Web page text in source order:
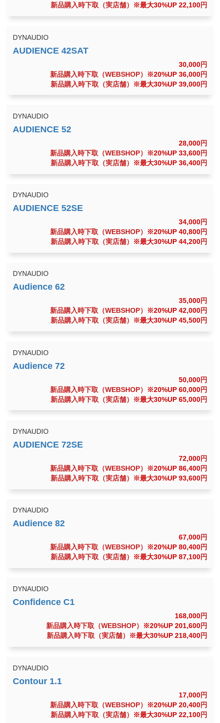
新品購入時下取（実店舗）
※最大30%UP 22,100円
DYNAUDIO
30,000円
新品購入時下取（WEBSHOP）
※20%UP 36,000円
新品購入時下取（実店舗）
※最大30%UP 39,000円
DYNAUDIO
28,000円
新品購入時下取（WEBSHOP）
※20%UP 33,600円
新品購入時下取（実店舗）
※最大30%UP 36,400円
DYNAUDIO
34,000円
新品購入時下取（WEBSHOP）
※20%UP 40,800円
新品購入時下取（実店舗）
※最大30%UP 44,200円
DYNAUDIO
35,000円
新品購入時下取（WEBSHOP）
※20%UP 42,000円
新品購入時下取（実店舗）
※最大30%UP 45,500円
DYNAUDIO
50,000円
新品購入時下取（WEBSHOP）
※20%UP 60,000円
新品購入時下取（実店舗）
※最大30%UP 65,000円
DYNAUDIO
72,000円
新品購入時下取（WEBSHOP）
※20%UP 86,400円
新品購入時下取（実店舗）
※最大30%UP 93,600円
DYNAUDIO
67,000円
新品購入時下取（WEBSHOP）
※20%UP 80,400円
新品購入時下取（実店舗）
※最大30%UP 87,100円
DYNAUDIO
168,000円
新品購入時下取（WEBSHOP）
※20%UP 201,600円
新品購入時下取（実店舗）
※最大30%UP 218,400円
DYNAUDIO
17,000円
新品購入時下取（WEBSHOP）
※20%UP 20,400円
新品購入時下取（実店舗）
※最大30%UP 22,100円